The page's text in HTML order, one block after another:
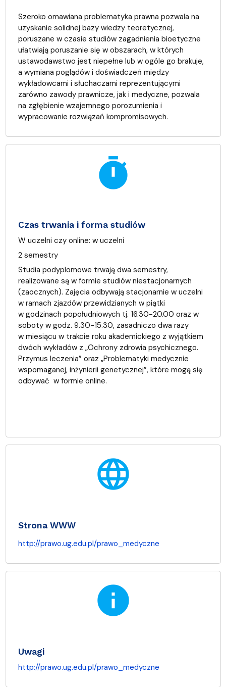
Szeroko omawiana problematyka prawna pozwala na
uzyskanie solidnej bazy wiedzy teoretycznej,
poruszane w czasie studiów zagadnienia bioetyczne
ułatwiają poruszanie się w obszarach, w których
ustawodawstwo jest niepełne lub w ogóle go brakuje,
a wymiana poglądów i doświadczeń między
wykładowcami i słuchaczami reprezentującymi
zarówno zawody prawnicze, jak i medyczne, pozwala
na zgłębienie wzajemnego porozumienia i
wypracowanie rozwiązań kompromisowych.
timer
Czas trwania i forma studiów
W uczelni czy online: w uczelni
2 semestry
Studia podyplomowe trwają dwa semestry,
realizowane są w formie studiów niestacjonarnych
(zaocznych). Zajęcia odbywają stacjonarnie w uczelni
w ramach zjazdów przewidzianych w piątki
w godzinach popołudniowych tj. 16.30-20.00 oraz w
soboty w godz. 9.30-15.30, zasadniczo dwa razy
w miesiącu w trakcie roku akademickiego z wyjątkiem
dwóch wykładów z „Ochrony zdrowia psychicznego.
Przymus leczenia” oraz „Problematyki medycznie
wspomaganej, inżynierii genetycznej”, które mogą się
odbywać w formie online.
language
Strona WWW
http://prawo.ug.edu.pl/prawo_medyczne
info
Uwagi
http://prawo.ug.edu.pl/prawo_medyczne